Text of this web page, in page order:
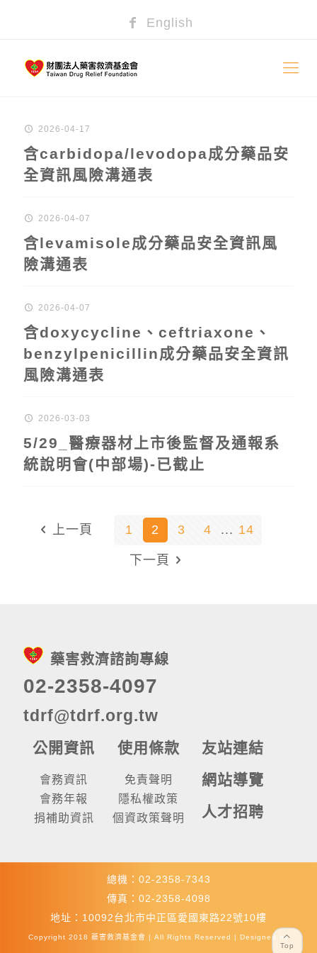
English
2026-04-17
含carbidopa/levodopa成分藥品安
全資訊風險溝通表
2026-04-07
含levamisole成分藥品安全資訊風
險溝通表
2026-04-07
含doxycycline、ceftriaxone、
benzylpenicillin成分藥品安全資訊
風險溝通表
2026-03-03
5/29_醫療器材上市後監督及通報系
統說明會(中部場)-已截止
上一頁 1 2 3 4 ... 14
下一頁
藥害救濟諮詢專線
02-2358-4097
tdrf@tdrf.org.tw
公開資訊
會務資訊
會務年報
捐補助資訊
使用條款
免責聲明
隱私權政策
個資政策聲明
友站連結
網站導覽
人才招聘
總機：02-2358-7343
傳真：02-2358-4098
地址：10092台北市中正區愛國東路22號10樓
Copyright 2018 藥害救濟基金會 | All Rights Reserved | Designed by
Top